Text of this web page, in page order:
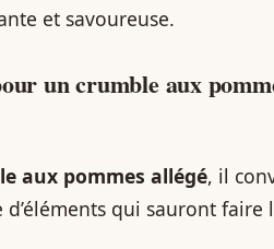
et savoureuse.
un crumble aux
aux pommes allégé, il
qui sauront faire